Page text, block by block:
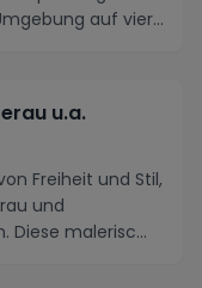
auf vier
u.a.
Freiheit und Stil,
und
Diese malerisc...